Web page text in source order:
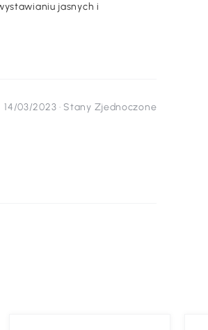
jasnych i
14/03/2023 · Stany Zjednoczone